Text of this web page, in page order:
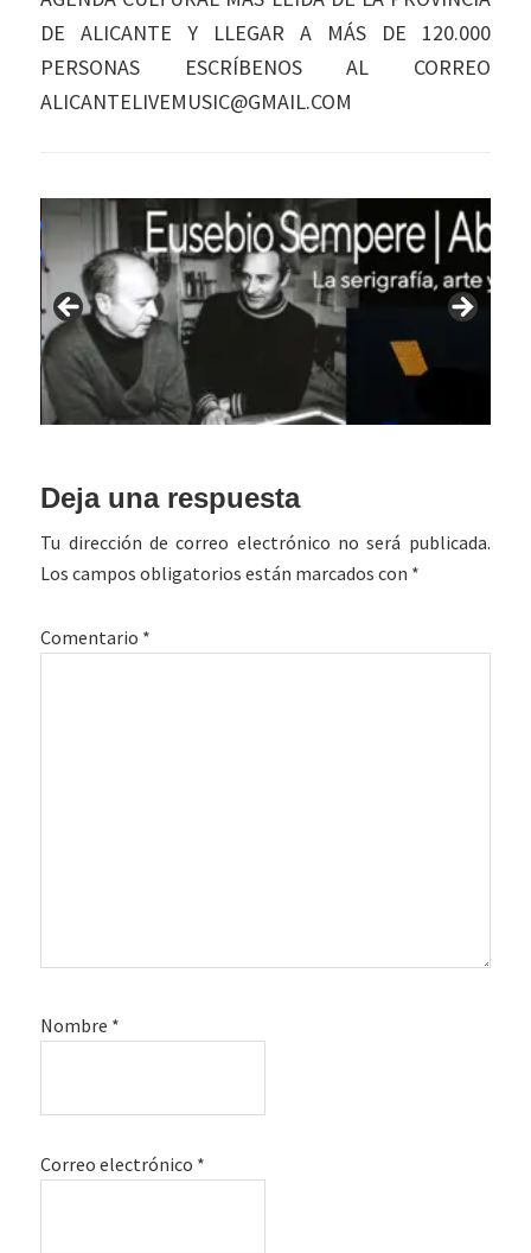
DE ALICANTE Y LLEGAR A MÁS DE 120.000
PERSONAS ESCRÍBENOS AL CORREO
ALICANTELIVEMUSIC@GMAIL.COM
Interacciones
con
los
Deja una respuesta
Tu dirección de correo electrónico no será publicada.
Los campos obligatorios están marcados con *
Comentario *
Nombre *
Correo electrónico *